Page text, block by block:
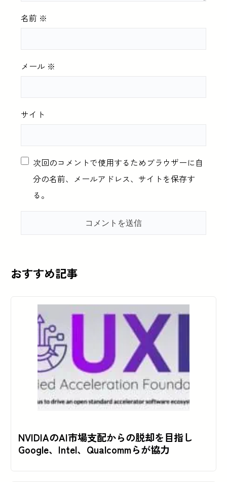
名前 ※
メール ※
サイト
次回のコメントで使用するためブラウザーに自
分の名前、メールアドレス、サイトを保存す
る。
おすすめ記事
NVIDIAのAI市場支配からの脱却を目指し
Google、Intel、Qualcommらが協力